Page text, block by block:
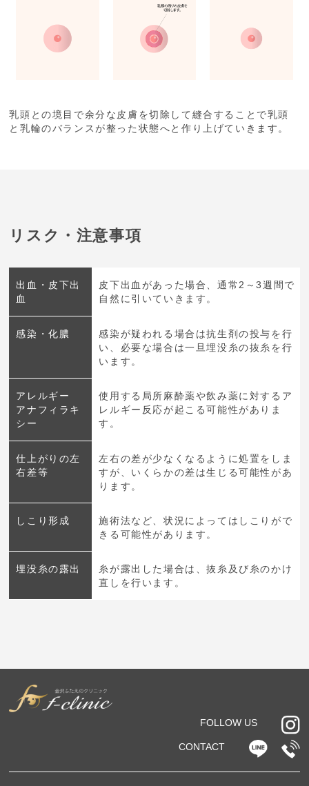
乳頭との境目で余分な皮膚を切除して縫合することで乳頭
と乳輪のバランスが整った状態へと作り上げていきます。
リスク・注意事項
出血・皮下出
血
皮下出血があった場合、通常2～3週間で
自然に引いていきます。
感染・化膿
感染が疑われる場合は抗生剤の投与を行
い、必要な場合は一旦埋没糸の抜糸を行
います。
アレルギー
アナフィラキ
シー
使用する局所麻酔薬や飲み薬に対するア
レルギー反応が起こる可能性がありま
す。
仕上がりの左
右差等
左右の差が少なくなるように処置をしま
すが、いくらかの差は生じる可能性があ
ります。
しこり形成
施術法など、状況によってはしこりがで
きる可能性があります。
埋没糸の露出
糸が露出した場合は、抜糸及び糸のかけ
直しを行います。
FOLLOW US
CONTACT